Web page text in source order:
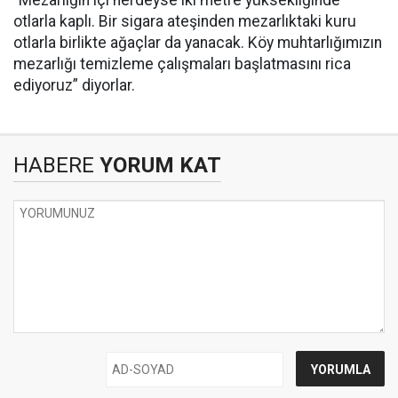
otlarla kaplı. Bir sigara ateşinden mezarlıktaki kuru
otlarla birlikte ağaçlar da yanacak. Köy muhtarlığımızın
mezarlığı temizleme çalışmaları başlatmasını rica
ediyoruz” diyorlar.
HABERE YORUM KAT